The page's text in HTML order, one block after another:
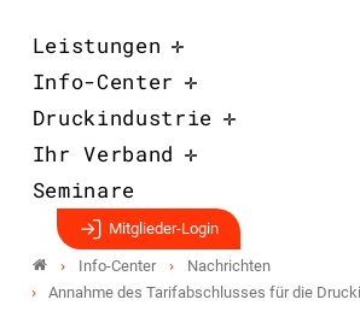
Leistungen
Info-Center
Druckindustrie
Ihr Verband
Seminare
Mitglieder-Login
Info-Center
Nachrichten
Annahme des Tarifabschlusses für die